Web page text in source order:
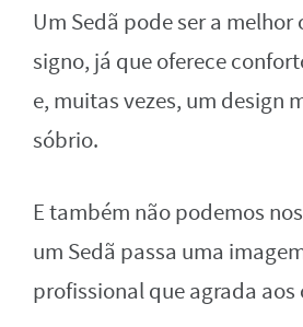
Um Sedã pode ser a
signo, já que oferece
e, muitas vezes, um design
sóbrio.
E também não podemos
um Sedã passa uma
profissional que agrada